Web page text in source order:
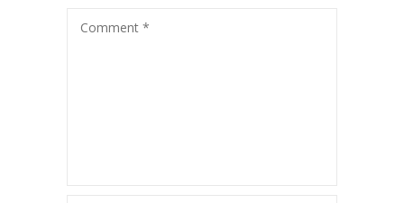
Comment *